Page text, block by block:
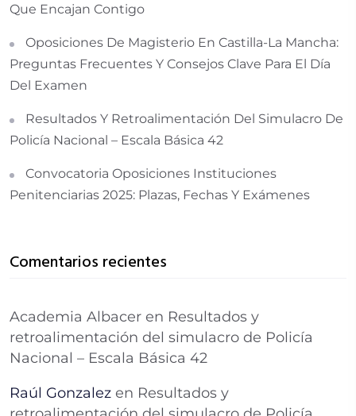
Que Encajan Contigo
Oposiciones De Magisterio En Castilla-La Mancha:
Preguntas Frecuentes Y Consejos Clave Para El Día
Del Examen
Resultados Y Retroalimentación Del Simulacro De
Policía Nacional – Escala Básica 42
Convocatoria Oposiciones Instituciones
Penitenciarias 2025: Plazas, Fechas Y Exámenes
Comentarios recientes
Academia Albacer en Resultados y
retroalimentación del simulacro de Policía
Nacional – Escala Básica 42
Raúl Gonzalez en Resultados y